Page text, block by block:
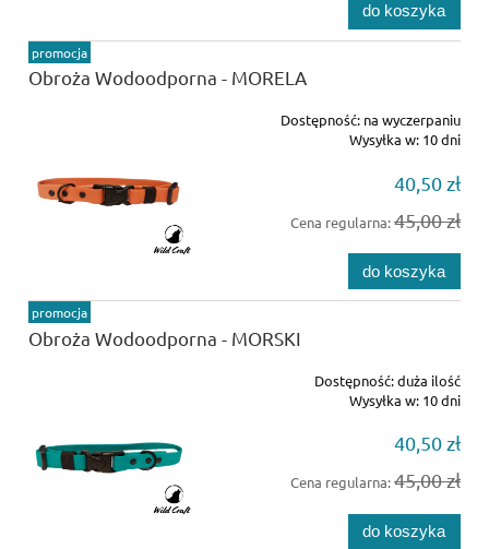
do koszyka
Obroża Wodoodporna - MORELA
Dostępność: na wyczerpaniu
Wysyłka w: 10 dni
40,50 zł
Cena regularna:45,00 zł
do koszyka
promocja
Obroża Wodoodporna - MORSKI
Dostępność:duża ilość
Wysyłka w: 10 dni
40,50 zł
Cena regularna:45,00 zł
do koszyka
promocja